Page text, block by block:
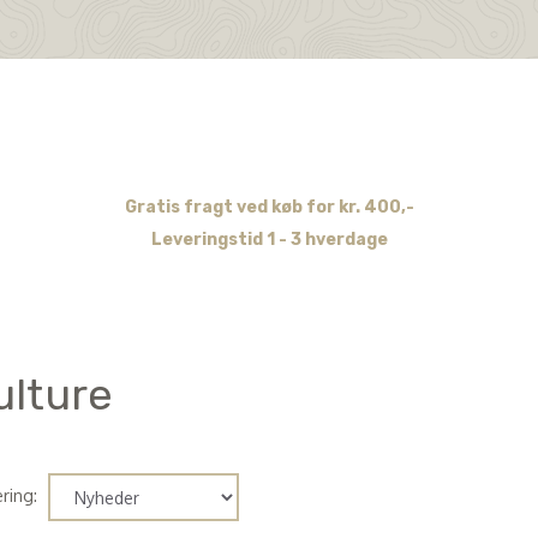
Gratis fragt ved køb for kr. 400,-
Leveringstid 1 - 3 hverdage